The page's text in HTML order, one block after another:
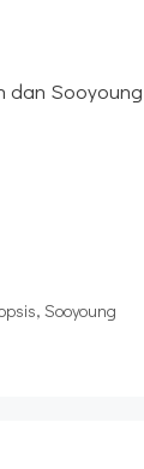
, Sooyoung